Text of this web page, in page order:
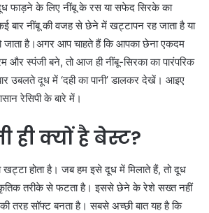
फाड़ने के लिए नींबू के रस या सफेद सिरके का
बार नींबू की वजह से छेने में खट्टापन रह जाता है या
जाता है।अगर आप चाहते हैं कि आपका छेना एकदम
और स्पंजी बने, तो आज ही नींबू-सिरका का पारंपरिक
उबलते दूध में ‘दही का पानी’ डालकर देखें। आइए
रेसिपी के बारे में।
ही क्यों है बेस्ट?
खट्टा होता है। जब हम इसे दूध में मिलाते हैं, तो दूध
तरीके से फटता है। इससे छेने के रेशे सख्त नहीं
तरह सॉफ्ट बनता है। सबसे अच्छी बात यह है कि